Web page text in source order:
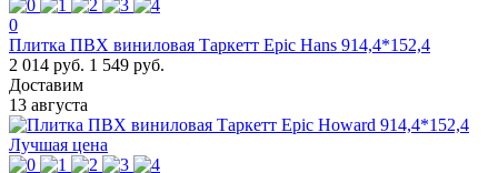
0
Плитка ПВХ виниловая Таркетт Epic Hans 914,4*152,4
2 014 руб. 1 549 руб.
Доставим
13 августа
Лучшая цена